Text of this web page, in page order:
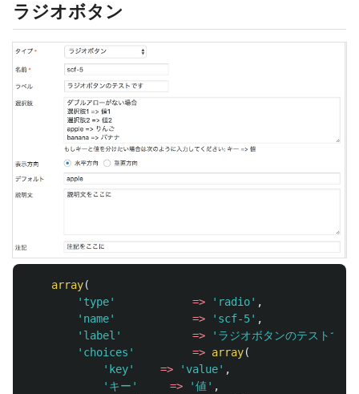
ラジオボタン
array(
'type'
=> 'radio' ,
'name'
=> 'scf-5' ,
'label'
=>
'ラジオボタンのテストです'
'choices'
=> array(
'key'
=> 'value' ,
'キー'
=> '値' ,